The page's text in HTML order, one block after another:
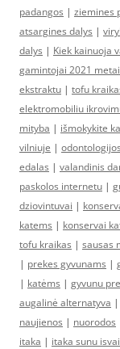
padangos | ziemines
atsargines dalys |
dalys | Kiek kainuoja
gamintojai 2021
ekstraktu | tofu
elektromobiliu
mityba | išmokykite
vilniuje |
edalas | valandinis
paskolos internetu |
dziovintuvai |
katems | konservai
tofu kraikas | sausas
| prekes gyvunams |
| katėms | gyvunu
augalinė alternatyva |
naujienos | nuorodos
itaka | itaka sunu